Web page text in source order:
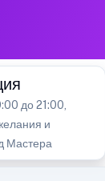
до 21:00,
и
Мастера